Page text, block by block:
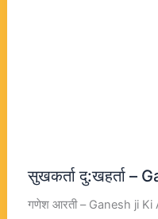
सुखकर्ता दु:खहर्ता –
गणेश आरती – Ganesh ji